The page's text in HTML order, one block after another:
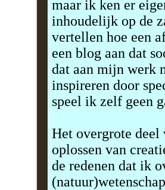
maar ik ken er
inhoudelijk op de
vertellen hoe een
een blog aan dat
dat aan mijn werk
inspireren door
speel ik zelf geen
Het overgrote deel
oplossen van
de redenen dat ik